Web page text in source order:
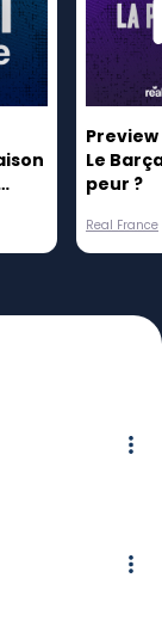
Preview
Le
peur ?
Real France